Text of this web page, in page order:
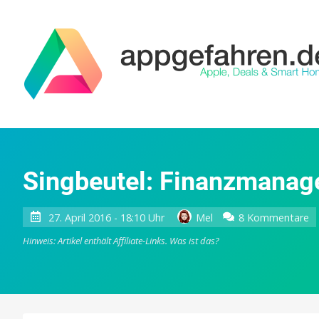
Singbeutel:
27. April 2016 - 18:10 Uhr Mel 8 Kommentare
Hinweis: Artikel enthält Affiliate-Links. Was ist das?